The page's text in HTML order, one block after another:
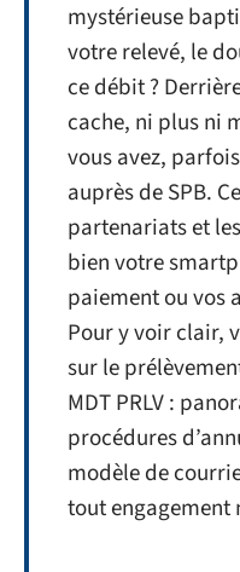
mystérieuse
votre relevé, le
ce débit ?
cache, ni plus ni
vous avez,
auprès de SPB.
partenariats et
bien votre
paiement ou vos
Pour y voir clair,
sur le
MDT PRLV :
procédures
modèle de
tout engagement